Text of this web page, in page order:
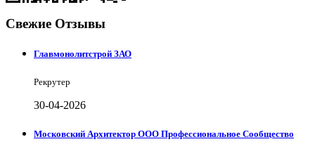
Свежие Отзывы
Главмонолитстрой ЗАО
Рекрутер
30-04-2026
Московский Архитектор ООО Профессиональное Сообщество